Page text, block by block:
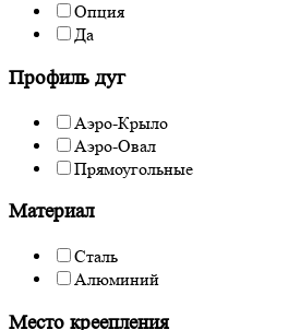
Опция
Да
Профиль дуг
Аэро-Крыло
Аэро-Овал
Прямоугольные
Материал
Сталь
Алюминий
Место креепления